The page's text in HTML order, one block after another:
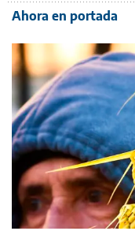
Ahora en portada